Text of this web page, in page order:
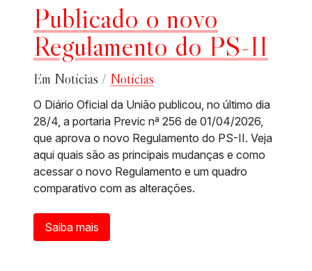
Publicado o novo
Regulamento do PS-II
Em Notícias / Notícias
O Diário Oficial da União publicou, no último dia
28/4, a portaria Previc nª 256 de 01/04/2026,
que aprova o novo Regulamento do PS-II. Veja
aqui quais são as principais mudanças e como
acessar o novo Regulamento e um quadro
comparativo com as alterações.
Saiba mais